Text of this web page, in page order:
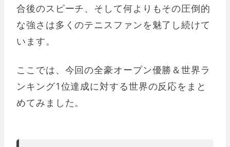
合後のスピーチ、そして何よりもその圧倒的
な強さは多くのテニスファンを魅了し続けて
います。
ここでは、今回の全豪オープン優勝＆世界ラ
ンキング1位達成に対する世界の反応をまと
めてみました。